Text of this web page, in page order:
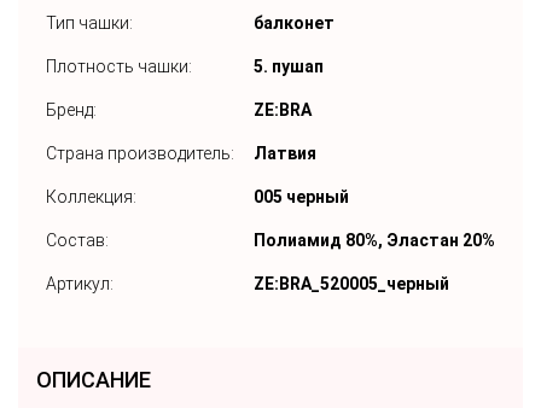
Тип чашки: балконет
Плотность чашки: 5. пушап
Бренд: ZE:BRA
Страна производитель: Латвия
Коллекция: 005 черный
Состав: Полиамид 80%, Эластан 20%
Артикул: ZE:BRA_520005_черный
ОПИСАНИЕ